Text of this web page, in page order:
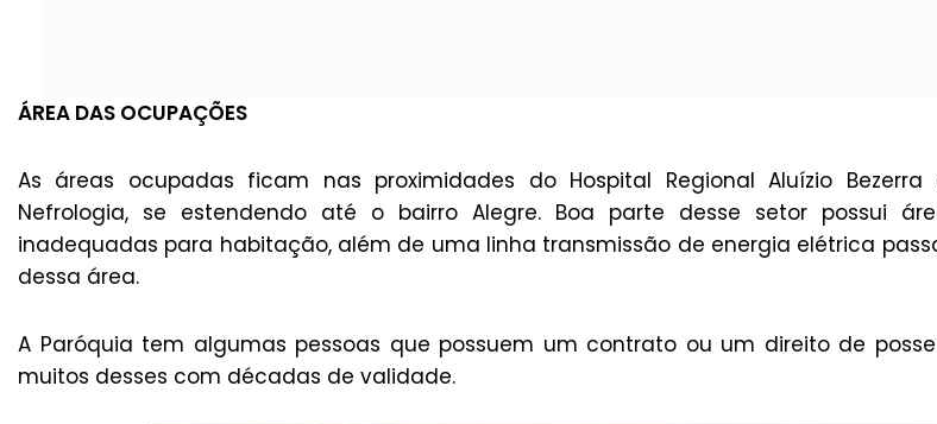
ÁREA DAS OCUPAÇÕES
As áreas ocupadas ficam nas proximidades do Hospital Regional Aluízio
Nefrologia, se estendendo até o bairro Alegre. Boa parte desse setor possui
inadequadas para habitação, além de uma linha transmissão de energia elétrica
dessa área.
A Paróquia tem algumas pessoas que possuem um contrato ou um direito de
muitos desses com décadas de validade.